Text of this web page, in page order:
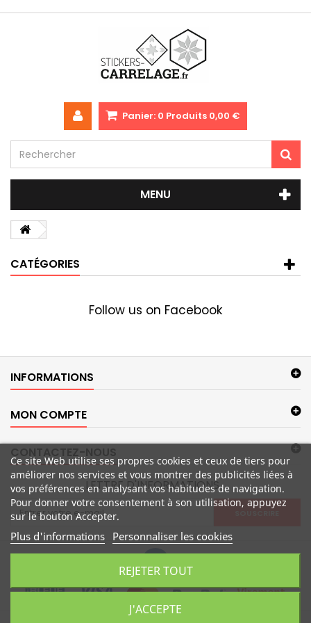
Panier: 0 Produits 0,00 €
MENU
CATÉGORIES
Follow us on Facebook
INFORMATIONS
MON COMPTE
CONTACTEZ-NOUS
LETTRE D'INFORMATIONS
Ce site Web utilise ses propres cookies et ceux de tiers pour
améliorer nos services et vous montrer des publicités liées à
vos préférences en analysant vos habitudes de navigation.
Pour donner votre consentement à son utilisation, appuyez
sur le bouton Accepter.
Plus d'informations Personnaliser les cookies
REJETER TOUT
J'ACCEPTE